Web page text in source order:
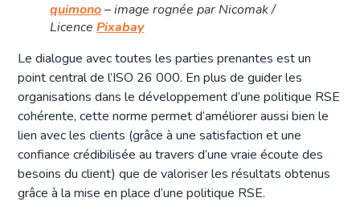
quimono– image rognée par Nicomak /
LicencePixabay
Le dialogue avec toutes les parties prenantes est un
point central de l’ISO 26 000. En plus de guider les
organisations dans le développement d’une politique RSE
cohérente, cette norme permet d’améliorer aussi bien le
lien avec les clients (grâce à une satisfaction et une
confiance crédibilisée au travers d’une vraie écoute des
besoins du client) que de valoriser les résultats obtenus
grâce à la mise en place d’une politique RSE.